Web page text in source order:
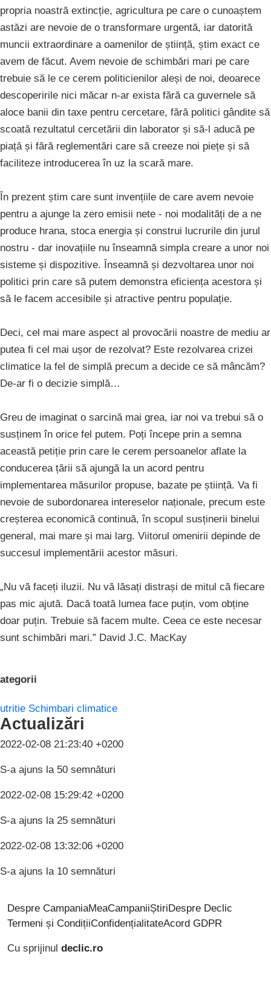
propria noastră extincție, agricultura pe care o cunoaștem
astăzi are nevoie de o transformare urgentă, iar datorită
muncii extraordinare a oamenilor de știință, știm exact ce
avem de făcut. Avem nevoie de schimbări mari pe care
trebuie să le ce cerem politicienilor aleși de noi, deoarece
descoperirile nici măcar n-ar exista fără ca guvernele să
aloce banii din taxe pentru cercetare, fără politici gândite să
scoată rezultatul cercetării din laborator și să-l aducă pe
piață și fără reglementări care să creeze noi piețe și să
faciliteze introducerea în uz la scară mare.
În prezent știm care sunt invențiile de care avem nevoie
pentru a ajunge la zero emisii nete - noi modalități de a ne
produce hrana, stoca energia și construi lucrurile din jurul
nostru - dar inovațiile nu înseamnă simpla creare a unor noi
sisteme și dispozitive. Înseamnă și dezvoltarea unor noi
politici prin care să putem demonstra eficiența acestora și
să le facem accesibile și atractive pentru populație.
Deci, cel mai mare aspect al provocării noastre de mediu ar
putea fi cel mai ușor de rezolvat? Este rezolvarea crizei
climatice la fel de simplă precum a decide ce să mâncăm?
De-ar fi o decizie simplă…
Greu de imaginat o sarcină mai grea, iar noi va trebui să o
susținem în orice fel putem. Poți începe prin a semna
această petiție prin care le cerem persoanelor aflate la
conducerea țării să ajungă la un acord pentru
implementarea măsurilor propuse, bazate pe știință. Va fi
nevoie de subordonarea intereselor naționale, precum este
creșterea economică continuă, în scopul susținerii binelui
general, mai mare și mai larg. Viitorul omenirii depinde de
succesul implementării acestor măsuri.
„Nu vă faceți iluzii. Nu vă lăsați distrași de mitul că fiecare
pas mic ajută. Dacă toată lumea face puțin, vom obține
doar puțin. Trebuie să facem multe. Ceea ce este necesar
sunt schimbări mari.” David J.C. MacKay
Schimbari climatice
Actualizări
2022-02-08 21:23:40 +0200
S-a ajuns la 50 semnături
2022-02-08 15:29:42 +0200
S-a ajuns la 25 semnături
2022-02-08 13:32:06 +0200
S-a ajuns la 10 semnături
Despre CampaniaMeaCampaniiȘtiri Despre Declic
Termeni și CondițiiConfidențialitateAcord GDPR
Cu sprijinul declic.ro